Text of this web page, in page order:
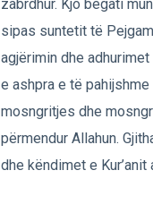
zabrdhur. Kjo begati
sipas suntetit të
agjërimin dhe
e ashpra e të
mosngritjes dhe
përmendur Allahun.
dhe këndimet e Kur’anit